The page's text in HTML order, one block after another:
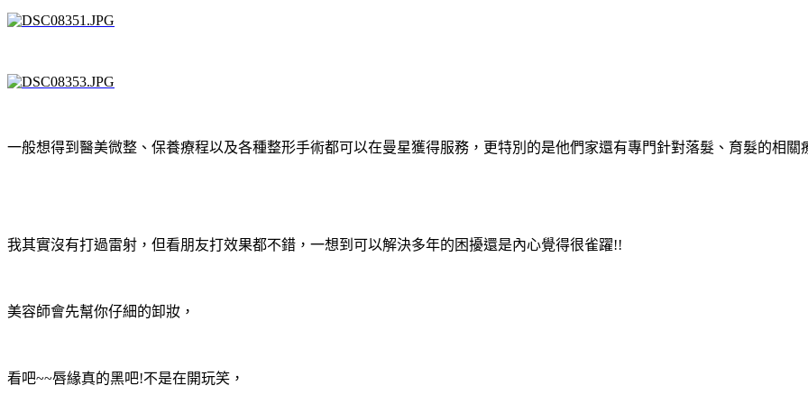
一般想得到醫美微整、保養療程以及各種整形手術都可以在曼星獲得服務，更特別的是他們家還有專門針對落髮、育髮的相關
我其實沒有打過雷射，但看朋友打效果都不錯，一想到可以解決多年的困擾還是內心覺得很雀躍!!
美容師會先幫你仔細的卸妝，
看吧~~唇緣真的黑吧!不是在開玩笑，